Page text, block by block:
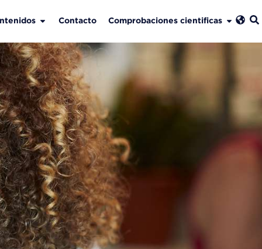
Contacto Comprobaciones cientificas